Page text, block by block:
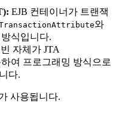
EJB 컨테이너가 트랜잭
와
식입니다.
자체가 JTA
여 프로그래밍 방식으로
다.
사용됩니다.